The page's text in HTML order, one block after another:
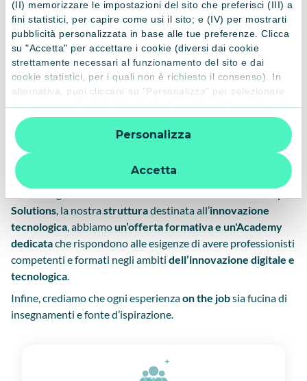
(II) memorizzare le impostazioni del sito che preferisci (III) a
fini statistici, per capire come usi il sito; e (IV) per mostrarti
pubblicità personalizzata in base alle tue preferenze. Clicca
su "Accetta" per accettare i cookie (diversi dai cookie
strettamente necessari al funzionamento del sito e dai
cookie statistici, per i quali non è richiesto il consenso). In
alternativa, puoi cliccare su "Personalizza" per selezionare
le categorie di cookie che desideri accettare. Cliccando sulla
“X” le impostazioni predefinite vengono lasciate invariate e
quindi la navigazione può continuare senza cookie o altri
strumenti di tracciamento diversi da quelli tecnici. Per
ulteriori informazioni:
informativa privacy
Accetta
Personalizza
In Crédit Agricole laformazione rappresenta un reale
investimento sulle persone
, con modalità che puntano a
stimolare l’iniziativa individuale e la responsabilità di
ciascuno verso il proprio sviluppo personale e professionale
e diffondere i valori e la strategia del Gruppo. Le attività di
formazione rappresentano una leva strategica finalizzata a
costruire la professionalità e la leadership necessarie per
conseguire un’evoluzione strategica solida nel corso dei
prossimi anni.
Solutions , la nostrastrutturadestinata all’innovazione
tecnologica , abbiamoun’offerta formativa e un'Academy
dedicatache rispondono alle esigenze di avere professionisti
competenti e formati negli ambiti dell’innovazione digitale e
tecnologica
Infine, crediamo che ogni esperienzaon the jobsia fucina di
insegnamenti e fonte d’ispirazione.